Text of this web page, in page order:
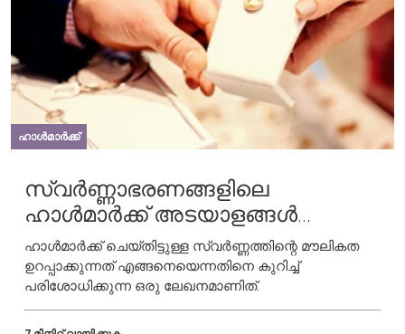
ഹാൾമാർക്ക്
സ്വർണ്ണാഭരണങ്ങളിലെ
ഹാൾമാർക്ക് അടയാളങ്ങൾ
പരിശോധിക്കുന്ന വിധം
ഹാൾമാർക്ക് ചെയ്തിട്ടുള്ള സ്വർണ്ണത്തിന്റെ മൗലികത
ഉറപ്പാക്കുന്നത് എങ്ങനെയെന്നതിനെ കുറിച്ച്
പരിശോധിക്കുന്ന ഒരു ലേഖനമാണിത്.